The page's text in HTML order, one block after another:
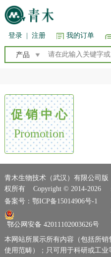
登录 注册 我的订单
产品
促 销 中 心
Promotion
青木生物技术（武汉）有限公司版
权所有 Copyright © 2014-2026
备案号：鄂ICP备15014906号-1
鄂公网安备 42011102003626号
本网站所展示所有内容（包括所
使用范畴）；只可用于科研或工